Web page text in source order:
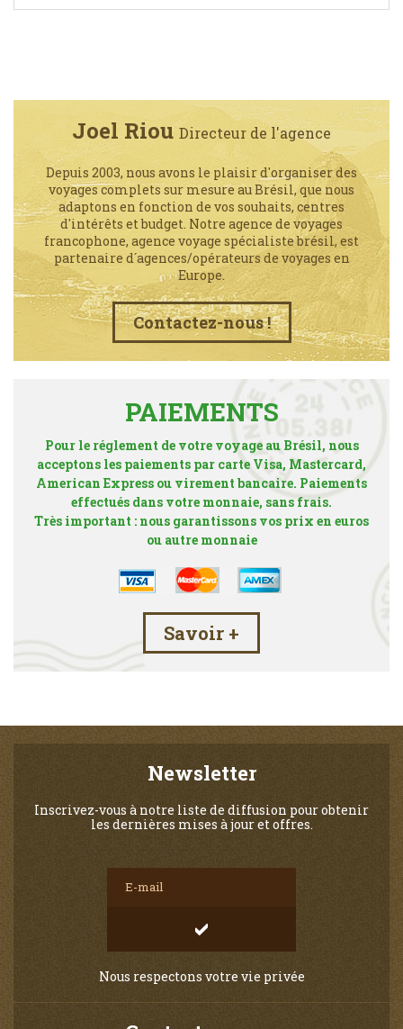
Joel Riou Directeur de l'agence
Depuis 2003, nous avons le plaisir d'organiser des
voyages complets sur mesure au Brésil, que nous
adaptons en fonction de vos souhaits, centres
d'intérêts et budget. Notre agence de voyages
francophone, agence voyage spécialiste brésil, est
partenaire d´agences/opérateurs de voyages en
Europe.
Contactez-nous !
PAIEMENTS
Pour le réglement de votre voyage au Brésil, nous
acceptons les paiements par carte Visa, Mastercard,
American Express ou virement bancaire. Paiements
effectués dans votre monnaie, sans frais.
Très important : nous garantissons vos prix en euros
ou autre monnaie
Savoir +
Newsletter
Inscrivez-vous à notre liste de diffusion pour obtenir
les dernières mises à jour et offres.
Nous respectons votre vie privée